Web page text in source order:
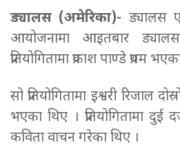
ड्यालस (अमेरिका)- ड्यालस
आयोजनामा आइतबार
प्रतियोगितामा प्रकाश पाण्डे प्रथम
सो प्रतियोगितामा इश्वरी रिजाल
भएका थिए । प्रतियोगितामा दुई
कविता वाचन गरेका थिए ।